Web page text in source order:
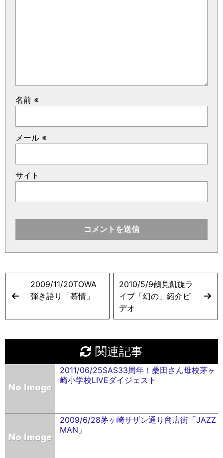
名前 ※
メール ※
サイト
2009/11/20TOWA
弾き語り「慕情」
2010/5/9鶴見凱旋ラ
イブ「幻の」紹介ビ
デオ
関連記事
2011/06/25SAS33周年！桑田さん母校茅ヶ
崎小学校LIVEダイジェスト
2009/6/28茅ヶ崎サザン通り商店街「JAZZ
MAN」